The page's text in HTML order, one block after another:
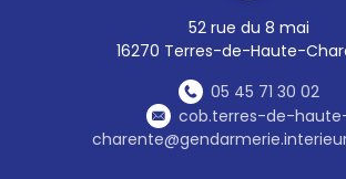
52 rue du 8 mai
16270 Terres-de-Haute-
05 45 71 30 02
cob.terres-de-